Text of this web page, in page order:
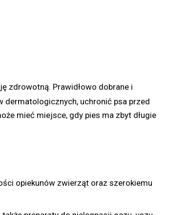
zdrowotną. Prawidłowo dobrane i
uchronić psa przed
mieć miejsce, gdy pies ma zbyt długie
opiekunów zwierząt oraz szerokiemu